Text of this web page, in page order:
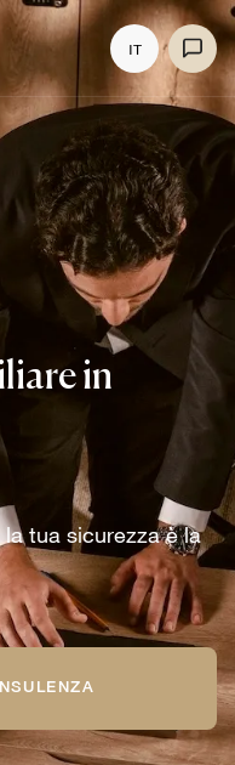
IT
in
tua sicurezza è la